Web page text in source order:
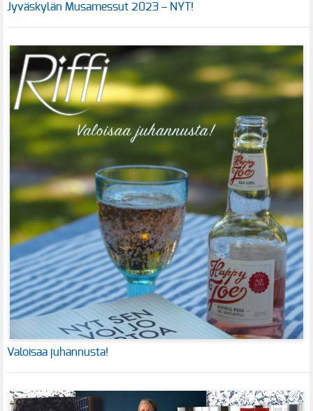
Jyväskylän Musamessut 2023 – NYT!
Valoisaa juhannusta!